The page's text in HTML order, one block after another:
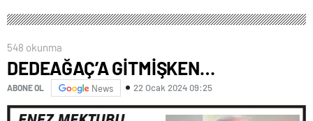
548 okunma
DEDEAĞAÇ’A GİTMİŞKEN…
ABONE OL News 22 Ocak 2024 09:25